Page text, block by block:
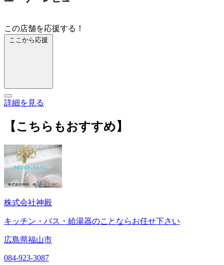
この店舗を応援する！
ここから応援
詳細を見る
【こちらもおすすめ】
株式会社神殿
キッチン・バス・給湯器のことならお任せ下さい
広島県福山市
084-923-3087